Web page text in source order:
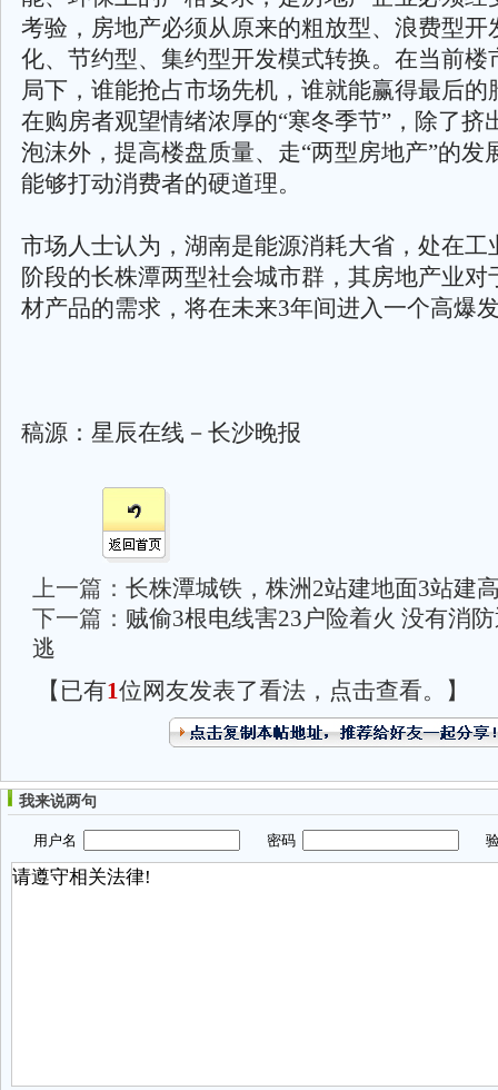
考验，房地产必须从原来的粗放型、浪费型开
化、节约型、集约型开发模式转换。在当前楼
局下，谁能抢占市场先机，谁就能赢得最后的
在购房者观望情绪浓厚的“寒冬季节”，除了挤
泡沫外，提高楼盘质量、走“两型房地产”的发
能够打动消费者的硬道理。
市场人士认为，湖南是能源消耗大省，处在工
阶段的长株潭两型社会城市群，其房地产业对
材产品的需求，将在未来3年间进入一个高爆
稿源：星辰在线－长沙晚报
上一篇： 长株潭城铁，株洲2站建地面3站建
下一篇： 贼偷3根电线害23户险着火 没有消
逃
【已有1位网友发表了看法，点击查看。】
我来说两句
用户名 密码 验